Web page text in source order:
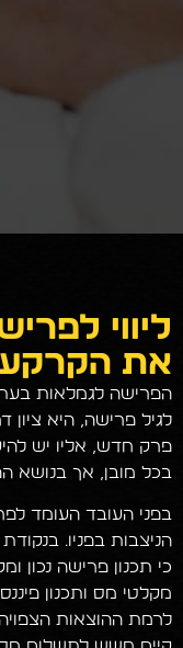
ליווי
את
הפרישה לגמלאות בעת
לגיל פרישה, היא ציון
פרק חדש, אליו יש
בכל מובן, אך בנושא
בפני העובד העומד
הניצבות בפניו.
כי תכנון פרישה נכון
מקלטי מס ותכנון
לרמת ההוצאות הצפויה